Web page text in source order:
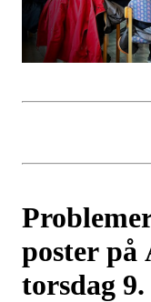
poster på
torsdag